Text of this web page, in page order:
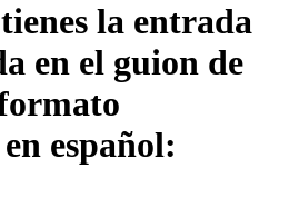
la entrada
en el guion de
español: